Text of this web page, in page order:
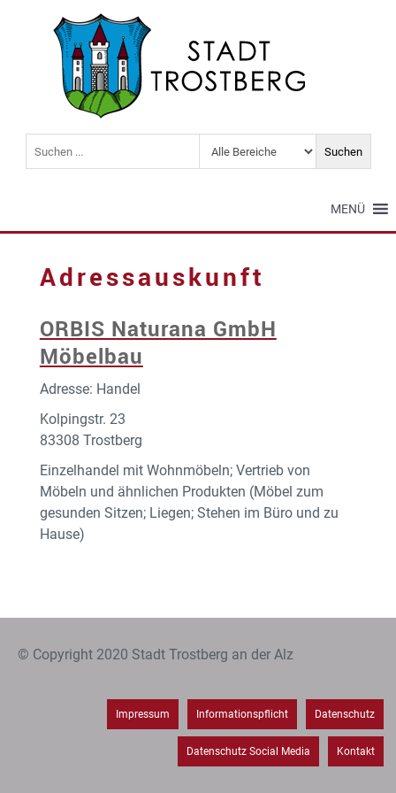
MENÜ
Adressauskunft
ORBIS Naturana GmbH
Möbelbau
Adresse: Handel
Kolpingstr. 23
83308 Trostberg
Einzelhandel mit Wohnmöbeln; Vertrieb von
Möbeln und ähnlichen Produkten (Möbel zum
gesunden Sitzen; Liegen; Stehen im Büro und zu
Hause)
© Copyright 2020 Stadt Trostberg an der Alz
Impressum Informationspflicht Datenschutz
Datenschutz Social Media Kontakt